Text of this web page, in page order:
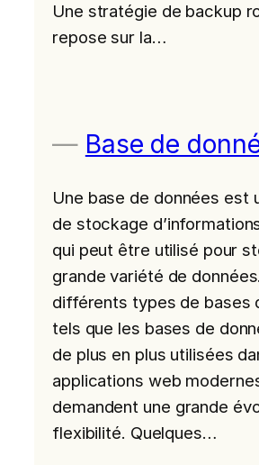
Une stratégie de backup
repose sur la…
Base de
Une base de données est
de stockage
qui peut être utilisé pour
grande variété de
différents types de bases
tels que les bases de
de plus en plus utilisées
applications web
demandent une grande
flexibilité. Quelques…